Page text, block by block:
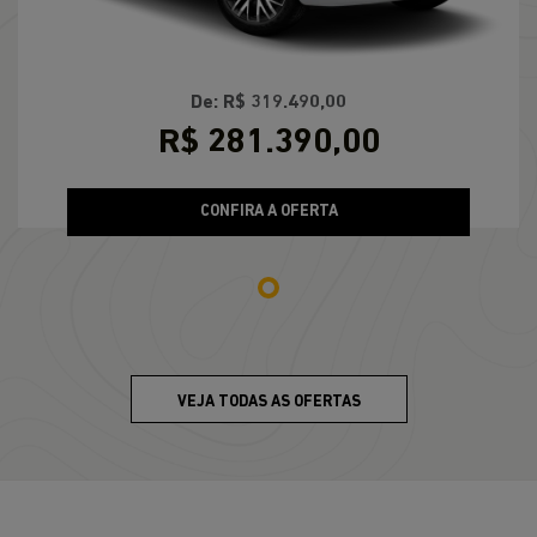
De: R$ 319.490,00
R$ 281.390,00
CONFIRA A OFERTA
VEJA TODAS AS OFERTAS